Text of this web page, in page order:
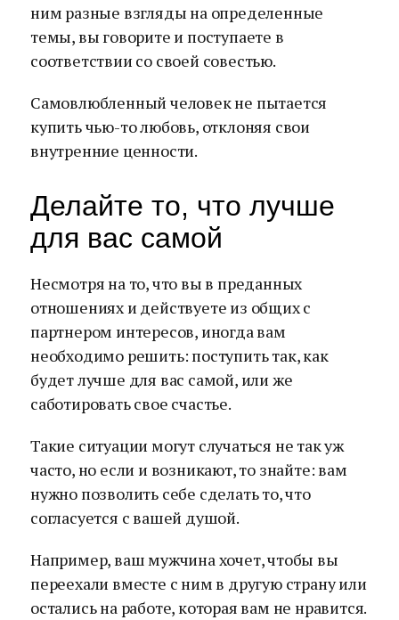
ним разные взгляды на определенные
темы, вы говорите и поступаете в
соответствии со своей совестью.
Самовлюбленный человек не пытается
купить чью-то любовь, отклоняя свои
внутренние ценности.
Делайте то, что лучше
для вас самой
Несмотря на то, что вы в преданных
отношениях и действуете из общих с
партнером интересов, иногда вам
необходимо решить: поступить так, как
будет лучше для вас самой, или же
саботировать свое счастье.
Такие ситуации могут случаться не так уж
часто, но если и возникают, то знайте: вам
нужно позволить себе сделать то, что
согласуется с вашей душой.
Например, ваш мужчина хочет, чтобы вы
переехали вместе с ним в другую страну или
остались на работе, которая вам не нравится.